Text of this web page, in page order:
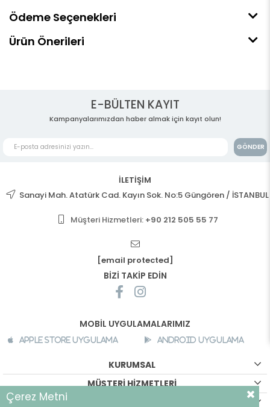
Ödeme Seçenekleri
Ürün Önerileri
E-BÜLTEN KAYIT
Kampanyalarımızdan haber almak için kayıt olun!
GÖNDER
İLETİŞİM
Sanayi Mah. Atatürk Cad. Kayın Sok. No:5 Güngören / İSTANBUL
Müşteri Hizmetleri: +90 212 505 55 77
[email protected]
BİZİ TAKİP EDİN
MOBİL UYGULAMALARIMIZ
Apple Store Uygulama Android Uygulama
KURUMSAL
MÜŞTERİ HİZMETLERİ
Çerez Metni